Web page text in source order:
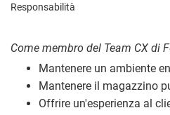
Responsabilità
Come membro del Team CX di
Mantenere un ambiente
Mantenere il magazzino
Offrire un'esperienza al